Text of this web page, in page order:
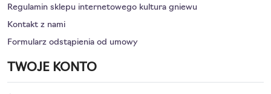
Regulamin sklepu internetowego kultura gniewu
Kontakt z nami
Formularz odstąpienia od umowy
TWOJE KONTO